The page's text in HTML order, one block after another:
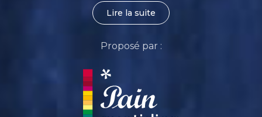
Lire la suite
Proposé par :